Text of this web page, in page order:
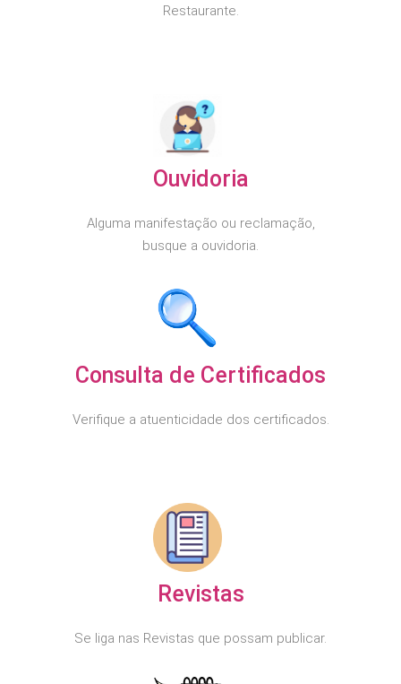
Restaurante.
Ouvidoria
Alguma manifestação ou reclamação,
busque a ouvidoria.
Consulta de Certificados
Verifique a atuenticidade dos certificados.
Revistas
Se liga nas Revistas que possam publicar.